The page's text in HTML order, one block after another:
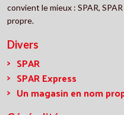
convient le mieux : SPAR,
propre.
Divers
SPAR
SPAR Express
Un magasin en nom